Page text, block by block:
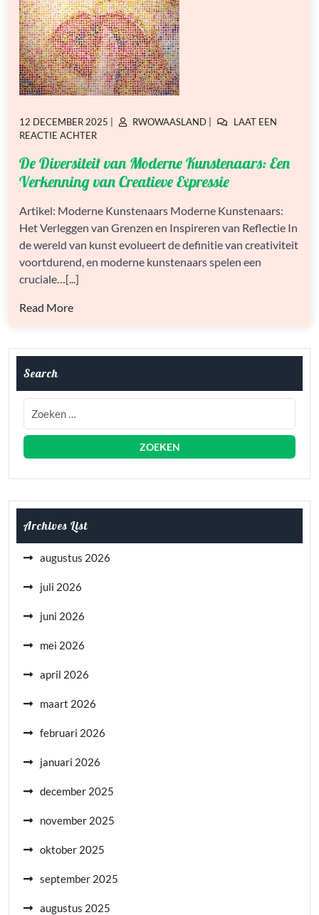
GEPLAATST
OP
12 DECEMBER 2025
GEPLAATST
RWOWAASLAND
LAAT EEN
REACTIE ACHTEROP
DIVERSITEIT
MODERNE
EEN
VERKENNING
VAN
CREATIEVE
EXPRESSIE
De Diversiteit van Moderne Kunstenaars: Een
Verkenning van Creatieve Expressie
Artikel: Moderne Kunstenaars Moderne Kunstenaars:
Het Verleggen van Grenzen en Inspireren van Reflectie In
de wereld van kunst evolueert de definitie van creativiteit
voortdurend, en moderne kunstenaars spelen een
cruciale…[...]
Read More
Search
Archives List
augustus 2026
juli 2026
juni 2026
mei 2026
april 2026
maart 2026
februari 2026
januari 2026
december 2025
november 2025
oktober 2025
september 2025
augustus 2025